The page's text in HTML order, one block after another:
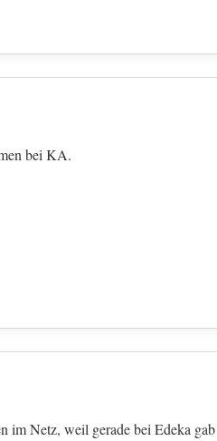
bei KA.
Netz, weil gerade bei Edeka